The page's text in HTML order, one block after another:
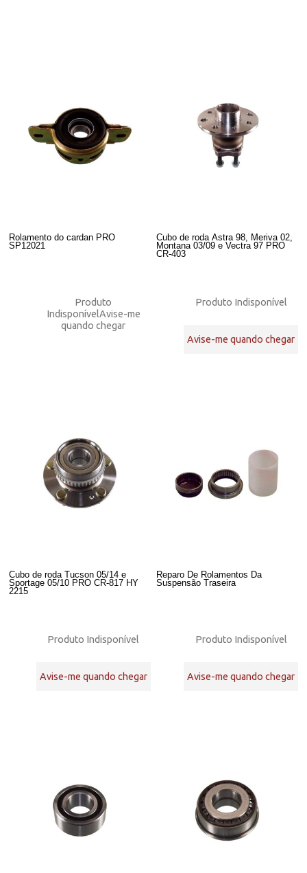
Rolamento do cardan PRO
SP12021
Produto
IndisponívelAvise-me
quando chegar
Cubo de roda Astra 98, Meriva 02,
Montana 03/09 e Vectra 97 PRO
CR-403
Produto Indisponível
Avise-me quando chegar
Cubo de roda Tucson 05/14 e
Sportage 05/10 PRO CR-817 HY
2215
Produto Indisponível
Avise-me quando chegar
Reparo De Rolamentos Da
Suspensão Traseira
Produto Indisponível
Avise-me quando chegar